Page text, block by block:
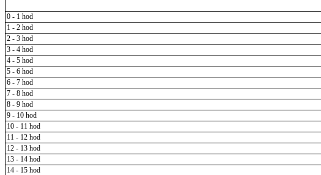
0 - 1 hod
1 - 2 hod
2 - 3 hod
3 - 4 hod
4 - 5 hod
5 - 6 hod
6 - 7 hod
7 - 8 hod
8 - 9 hod
9 - 10 hod
10 - 11 hod
11 - 12 hod
12 - 13 hod
13 - 14 hod
14 - 15 hod